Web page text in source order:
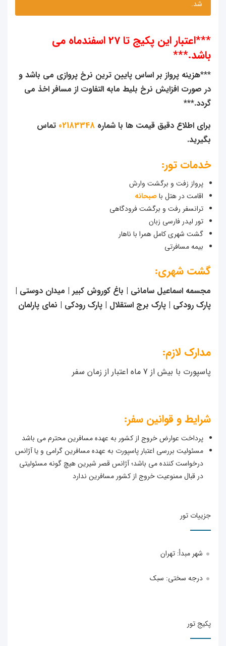
شد.
***اعتبار این پکیج تا 27 اسفندماه می
باشد.***
***هزینه پرواز بر اساس پایین ترین نرخ پروازی می باشد و
در صورت افزایش نرخ بلیط مابه التفاوت از مسافر اخذ می
گردد.***
برای اطلاع دقیق قیمت ها با شماره 02183348 تماس
بگیرید.
خدمات تور:
پرواز زفت و برگشت وارش
اقامت در هتل باصبحانه
ترانسفر رفت و برگشت فرودگاهی
تور لیدر فارسی زبان
گشت شهری کامل همرا با ناهار
بیمه مسافرتی
گشت شهری:
مجسمه اسماعیل سامانی | باغ کوروش کبیر | میدان دوستی |
پارک رودکی | پارک برج استقلال | پارک رودکی | نمای پارلمان
مدارک لازم:
پاسپورت با بیش از 7 ماه اعتبار از زمان سفر
شرایط و قوانین سفر:
پرداخت عوارض خروج از کشور به عهده مسافرین محترم می باشد
مسئولیت بررسی اعتبار پاسپورت به عهده مسافرین گرامی و یا آژانس
درخواست کننده می باشد؛ آژانس قصر شیرین هیچ گونه مسئولیتی
در قبال ممنوعیت خروج از کشور مسافرین ندارد
جزییات تور
شهر مبدأ: تهران
درجه سختی: سبک
پکیج تور